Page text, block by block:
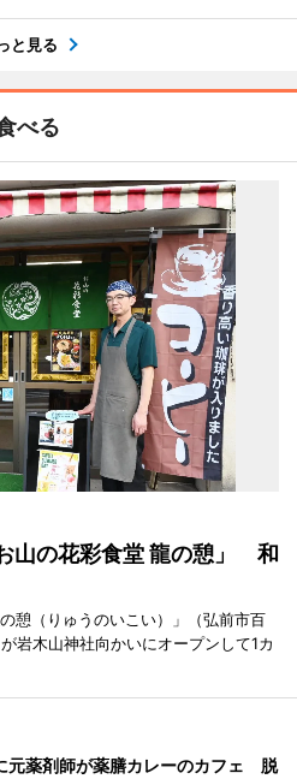
と見る
べる
山の花彩食堂 龍の憩」 和
憩（りゅうのいこい）」（弘前市百
岩木山神社向かいにオープンして1カ
元薬剤師が薬膳カレーのカフェ 脱